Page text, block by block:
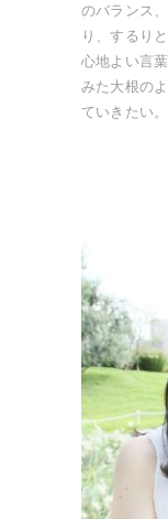
のバランス
り、するり
心地よい言
みた大根の
ていきたい。